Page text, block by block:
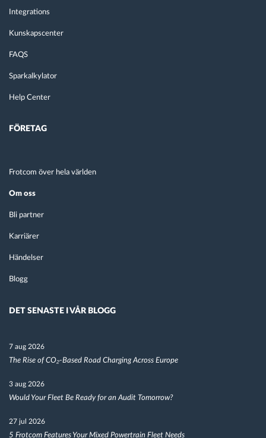
Integrations
Kunskapscenter
FAQS
Sparkalkylator
Help Center
FÖRETAG
Frotcom över hela världen
Om oss
Bli partner
Karriärer
Händelser
Blogg
DET SENASTE I VÅR BLOGG
7 aug 2026
The Rise of CO₂-Based Road Charging Across Europe
3 aug 2026
Would Your Fleet Be Ready for an Audit Tomorrow?
27 jul 2026
5 Frotcom Features Your Mixed Powertrain Fleet Needs